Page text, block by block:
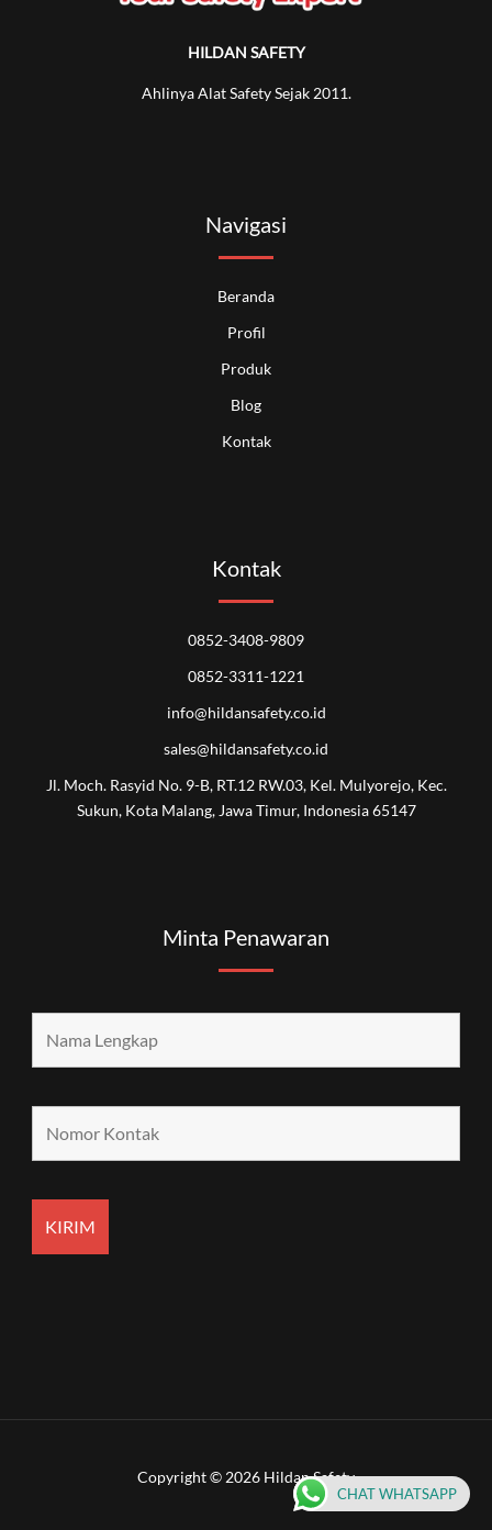
HILDAN SAFETY
Ahlinya Alat Safety Sejak 2011.
Navigasi
Beranda
Profil
Produk
Blog
Kontak
Kontak
0852-3408-9809
0852-3311-1221
info@hildansafety.co.id
sales@hildansafety.co.id
Jl. Moch. Rasyid No. 9-B, RT.12 RW.03, Kel. Mulyorejo, Kec.
Sukun, Kota Malang, Jawa Timur, Indonesia 65147
Minta Penawaran
Copyright © 2026 Hildan Safety
CHAT WHATSAPP